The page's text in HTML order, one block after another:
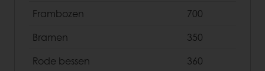
Frambozen
700
Bramen
350
Rode bessen
360